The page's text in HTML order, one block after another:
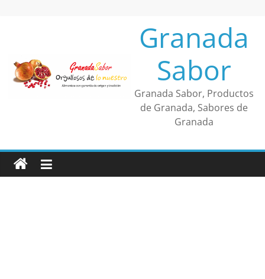
Granada
Sabor
Granada Sabor, Productos
de Granada, Sabores de
Granada